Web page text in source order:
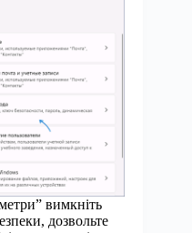
вимкніть
дозвольте